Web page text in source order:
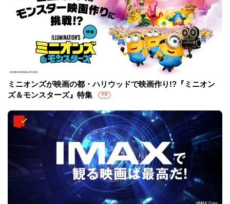
ミニオンズが映画の都・ハリウッドで映画作り!?『ミニオン
ズ＆モンスターズ』特集
PR